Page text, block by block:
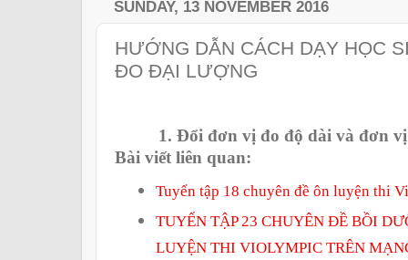
SUNDAY, 13 NOVEMBER 2016
HƯỚNG DẪN CÁCH DẠY HỌC
ĐO ĐẠI LƯỢNG
1. Đổi đơn vị đo độ dài và đơn
Bài viết liên quan:
Tuyển tập 18 chuyên đề ôn luyện thi
TUYỂN TẬP 23 CHUYÊN ĐỀ BỒI
LUYỆN THI VIOLYMPIC TRÊN